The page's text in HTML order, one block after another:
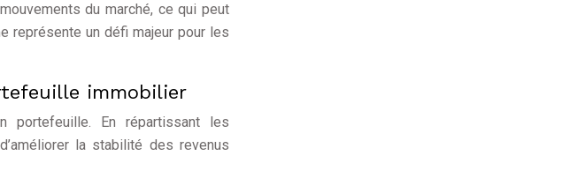
du marché, ce qui peut
représente un défi majeur pour les
immobilier
portefeuille. En répartissant les
la stabilité des revenus